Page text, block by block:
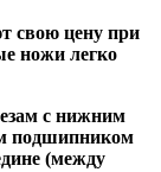
свою цену при
ножи легко
с нижним
подшипником
(между